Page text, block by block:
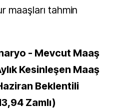
maaşları tahmin
- Mevcut Maaş
Kesinleşen Maaş
Beklentili
Zamlı)